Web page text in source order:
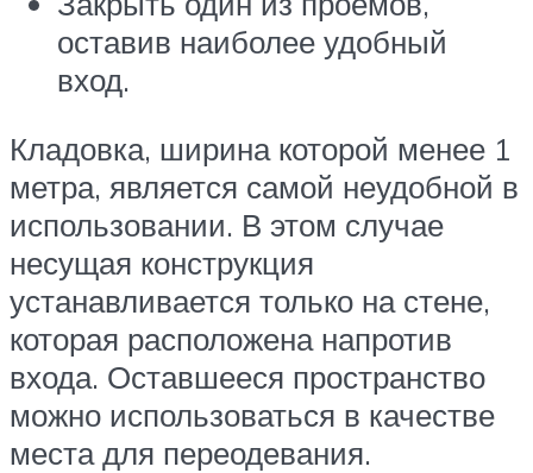
оставив наиболее удобный
вход.
Кладовка, ширина которой менее 1
метра, является самой неудобной в
использовании. В этом случае
несущая конструкция
устанавливается только на стене,
которая расположена напротив
входа. Оставшееся пространство
можно использоваться в качестве
места для переодевания.